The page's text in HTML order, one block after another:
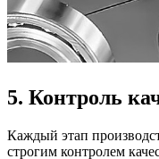
5. Контроль
Каждый этап
строгим контролем